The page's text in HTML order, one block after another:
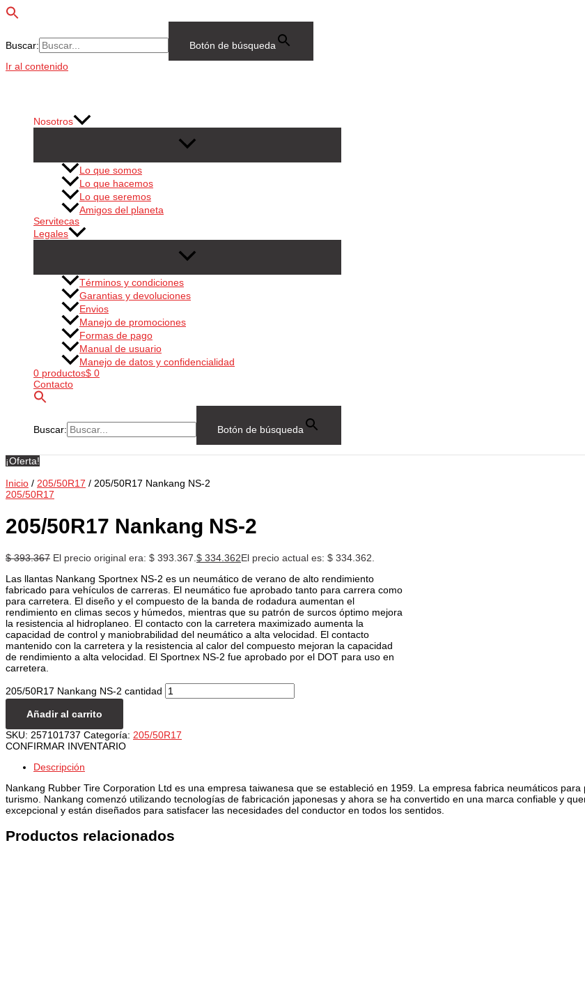
Buscar:
Botón de búsqueda
Ir al contenido
Nosotros
Lo que somos
Lo que hacemos
Lo que seremos
Amigos del planeta
Servitecas
Legales
Términos y condiciones
Garantias y devoluciones
Envios
Manejo de promociones
Formas de pago
Manual de usuario
Manejo de datos y confidencialidad
0 productos$ 0
Contacto
Buscar: Botón de búsqueda
¡Oferta!
Inicio / 205/50R17 / 205/50R17 Nankang NS-2
205/50R17
205/50R17 Nankang NS-2
$393.367 El precio original era: $ 393.367. $ 334.362El precio actual es: $ 334.362.
Las llantas Nankang Sportnex NS-2 es un neumático de verano de alto rendimiento
fabricado para vehículos de carreras. El neumático fue aprobado tanto para carrera como
para carretera. El diseño y el compuesto de la banda de rodadura aumentan el
rendimiento en climas secos y húmedos, mientras que su patrón de surcos óptimo mejora
la resistencia al hidroplaneo. El contacto con la carretera maximizado aumenta la
capacidad de control y maniobrabilidad del neumático a alta velocidad. El contacto
mantenido con la carretera y la resistencia al calor del compuesto mejoran la capacidad
de rendimiento a alta velocidad. El Sportnex NS-2 fue aprobado por el DOT para uso en
carretera.
205/50R17 Nankang NS-2 cantidad
Añadir al carrito
SKU: 257101737 Categoría: 205/50R17
CONFIRMAR INVENTARIO
Descripción
Nankang Rubber Tire Corporation Ltd es una empresa taiwanesa que se estableció en 1959. La empresa fabrica neumáticos
turismo. Nankang comenzó utilizando tecnologías de fabricación japonesas y ahora se ha convertido en una marca confiable y
excepcional y están diseñados para satisfacer las necesidades del conductor en todos los sentidos.
Productos relacionados